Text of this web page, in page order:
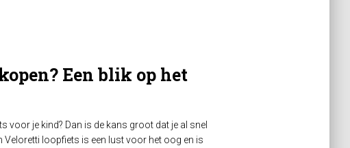
Een blik op het
voor je kind? Dan is de kans groot dat je al snel
Veloretti loopfiets is een lust voor het oog en is